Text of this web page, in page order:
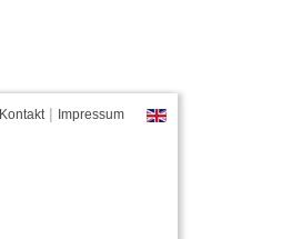
Kontakt | Impressum